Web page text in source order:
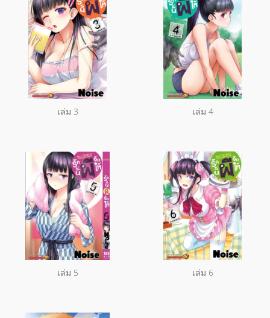
เล่ม 3 เล่ม 4
เล่ม 5 เล่ม 6